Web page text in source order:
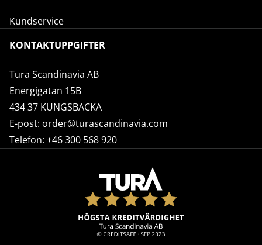
Kundservice
KONTAKTUPPGIFTER
Tura Scandinavia AB
Energigatan 15B
434 37 KUNGSBACKA
E-post: order@turascandinavia.com
Telefon: +46 300 568 920